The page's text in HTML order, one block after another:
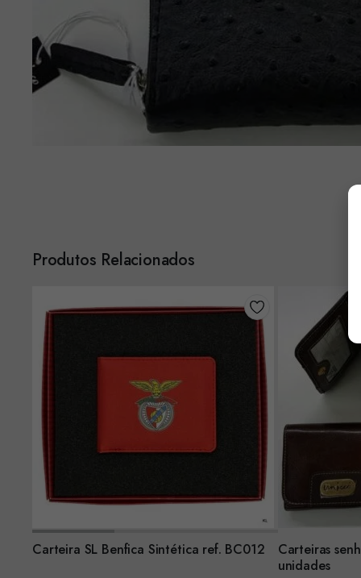
Produtos Relacionados
Carteira SL Benfica Sintética ref. BC012
Encomendar
Carteiras
unidades
Encomendar